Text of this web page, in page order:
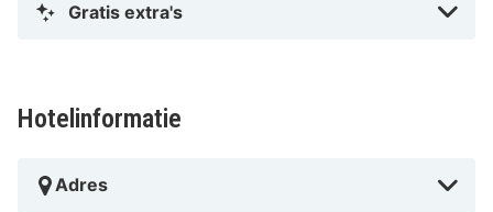
Gratis extra's
Hotelinformatie
Adres